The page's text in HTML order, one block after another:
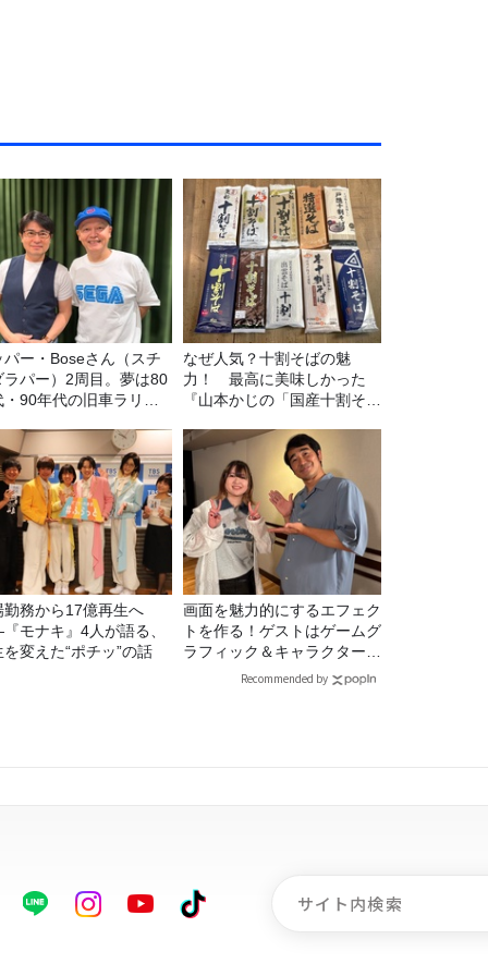
パー・Boseさん（スチ
ラパー）2周目。夢は80
・90年代の旧車ラリ
なぜ人気？十割そばの魅
力！ 最高に美味しかった
『山本かじの「国産十割そ
種食べ比べ】
勤務から17億再生へ
モナキ』4人が語る、
を変えた“ポチッ”の話
画面を魅力的にするエフェク
トを作る！ゲストはゲームグ
ラフィック＆キャラクター専
攻の遠藤里桜さん！
Recommended by